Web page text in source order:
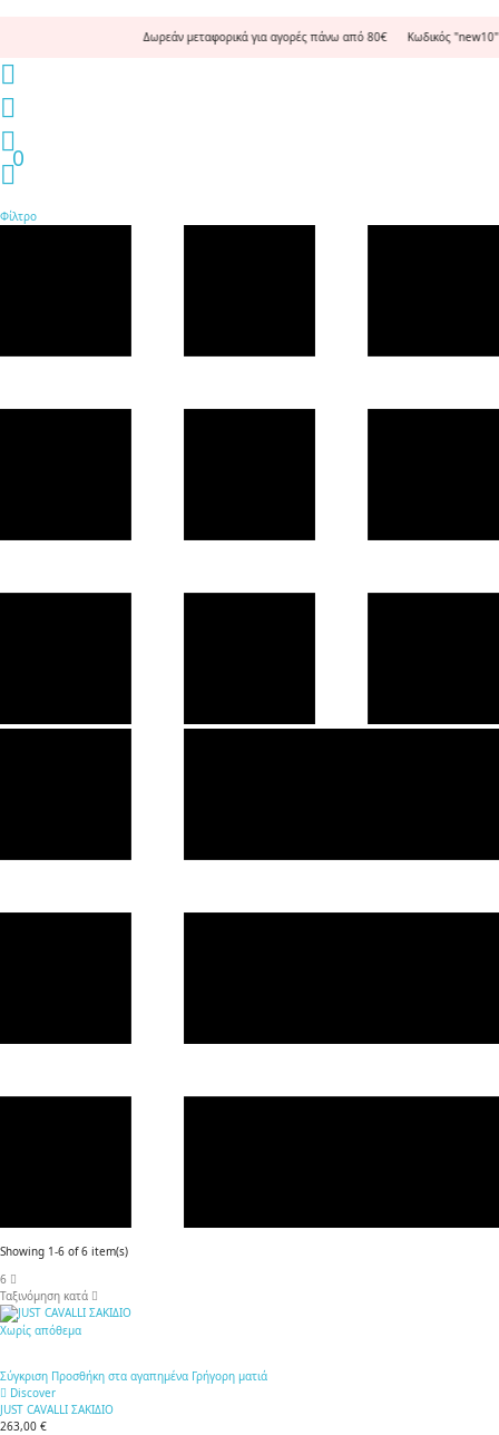
Δωρεάν μεταφορικά για αγορές πάνω από 80€ Κωδικός "new10"
0
Φίλτρο
Showing 1-6 of 6 item(s)
6
Ταξινόμηση κατά
Χωρίς απόθεμα
Σύγκριση Προσθήκη στα αγαπημένα Γρήγορη ματιά
Discover
JUST CAVALLI ΣΑΚΙΔΙΟ
263,00 €